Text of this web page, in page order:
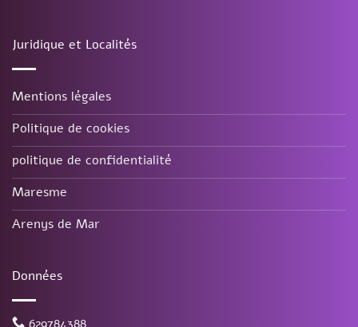
Juridique et Localités
Mentions légales
Politique de cookies
politique de confidentialité
Maresme
Arenys de Mar
Données